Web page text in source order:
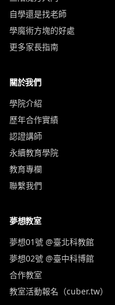
自學還是找老師
學魔術方塊的好處
更多家長指南
關於我們
學院介紹
歷年合作實績
認證講師
永續教育學院
教育專欄
聯繫我們
夢想教室
夢想01號 @臺北科教館
夢想02號 @臺中科博館
合作教室
教室活動報名（cuber.tw）